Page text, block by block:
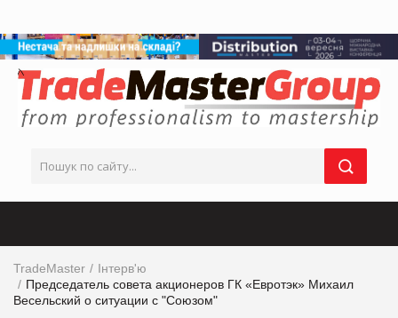
TradeMaster
Інтерв'ю
Председатель совета акционеров ГК «Евротэк» Михаил
Весельский о ситуации с "Союзом"